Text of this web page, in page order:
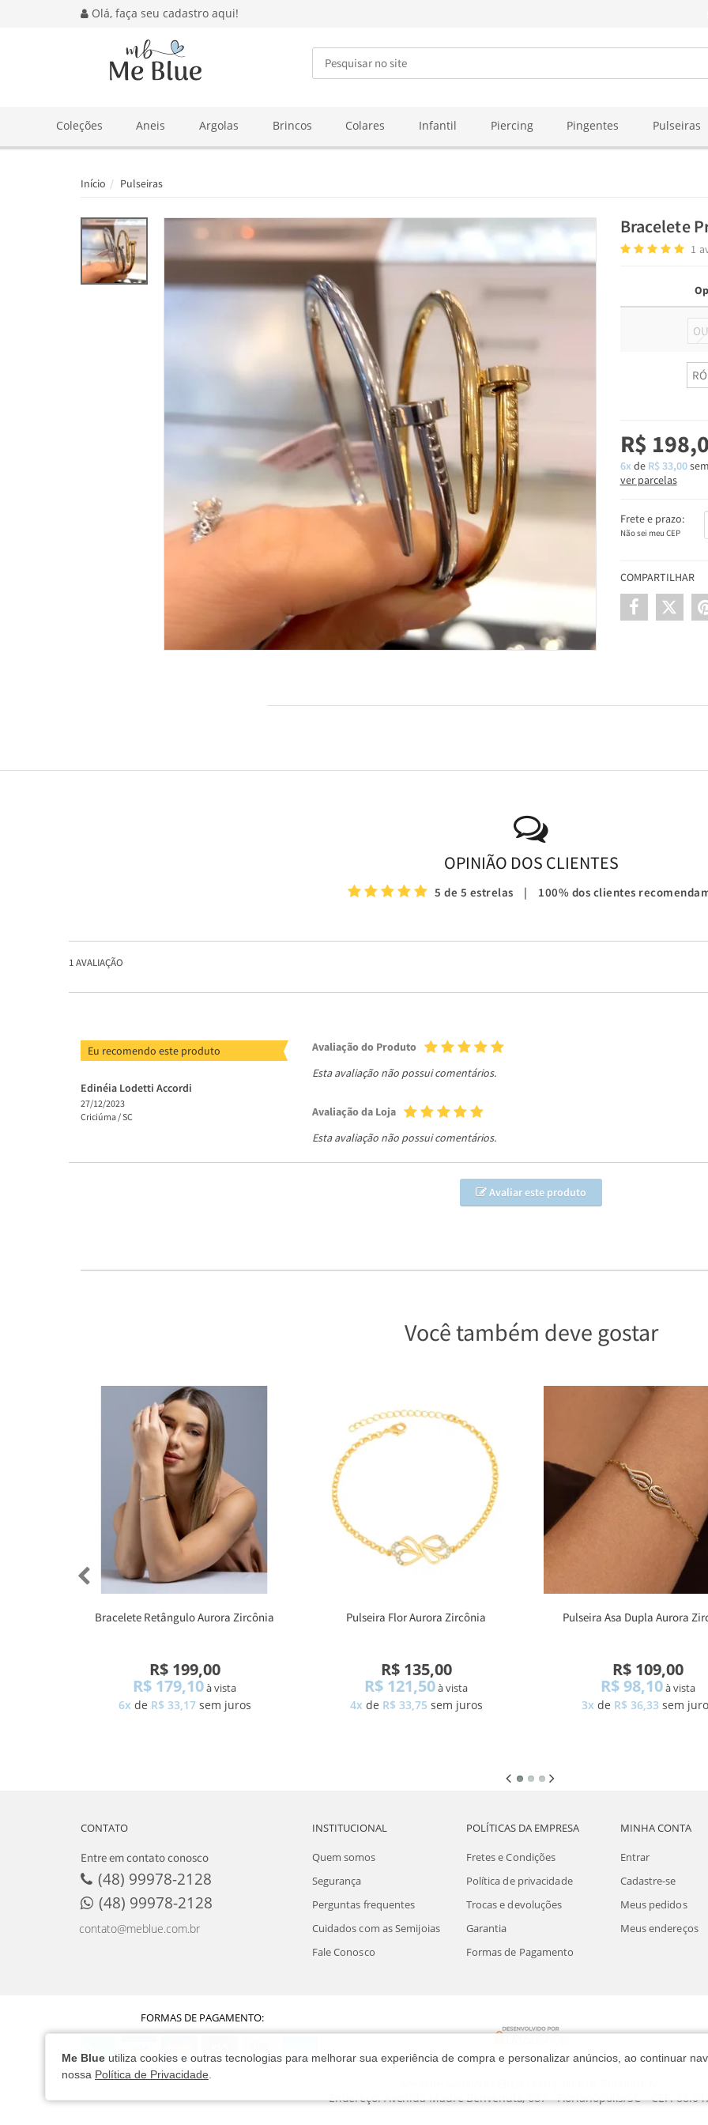
Olá, faça seu cadastro aqui!
BUSCA
Coleções Aneis Argolas Brincos Colares Infantil Piercing Pingentes Pulseiras
Me Blue utiliza cookies e outras tecnologias para melhorar sua experiência de compra e personalizar anúncios, ao continuar
nossa Política de Privacidade.
Início Pulseiras
Bracelete
1
R$
6x de R$ 33,00
ver parcelas
Frete e prazo:
Não sei meu CEP
COMPARTILHAR
OPINIÃO DOS CLIENTES
5 de 5 estrelas | 100% dos clientes
1AVALIAÇÃO
Eu recomendo este produto
Edinéia Lodetti Accordi
27/12/2023
Criciúma /SC
Avaliação do Produto
Esta avaliação não possui comentários.
Avaliação da Loja
Esta avaliação não possui comentários.
Avaliar este produto
Você também deve gostar
Bracelete Retângulo Aurora Zircônia
R$ 199,00
R$ 179,10à vista
6x de R$ 33,17 sem juros
Pulseira Flor Aurora Zircônia
R$ 135,00
R$ 121,50à vista
4x de R$ 33,75 sem juros
Pulseira Asa Dupla Aurora
R$ 109,00
R$ 98,10à vista
3x de R$ 36,33 sem
CONTATO
Entre em contato conosco
(48) 99978-2128
(48) 99978-2128
contato@meblue.com.br
INSTITUCIONAL
Quem somos
Segurança
Perguntas frequentes
Cuidados com as Semijoias
Fale Conosco
POLÍTICAS DA EMPRESA
Fretes e Condições
Política de privacidade
Trocas e devoluções
Garantia
Formas de Pagamento
MINHA CONTA
Entrar
Cadastre-se
Meus pedidos
Meus endereços
FORMAS DE PAGAMENTO:
Endereço: Avenida Madre Benvenuta, 687 - Florianópolis/SC - CEP: